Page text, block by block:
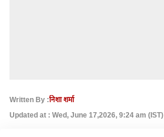
Written By :निशा शर्मा
Updated at : Wed, June 17,2026, 9:24 am (IST)